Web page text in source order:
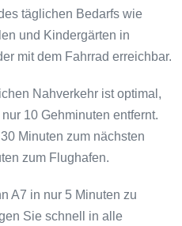
täglichen Bedarfs wie
und Kindergärten in
mit dem Fahrrad erreichbar.
Nahverkehr ist optimal,
10 Gehminuten entfernt.
Minuten zum nächsten
zum Flughafen.
A7 in nur 5 Minuten zu
Sie schnell in alle